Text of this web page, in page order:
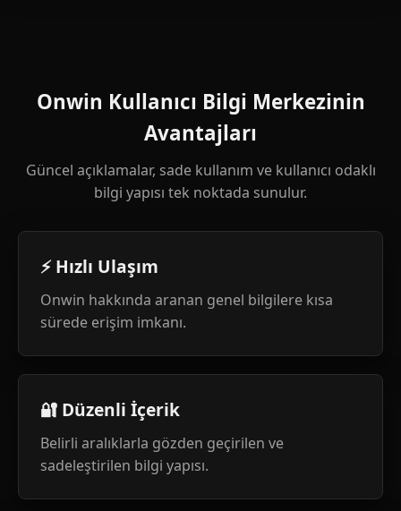
Onwin Kullanıcı Bilgi Merkezinin
Avantajları
Güncel açıklamalar, sade kullanım ve kullanıcı odaklı
bilgi yapısı tek noktada sunulur.
⚡ Hızlı Ulaşım
Onwin hakkında aranan genel bilgilere kısa
sürede erişim imkanı.
🔐 Düzenli İçerik
Belirli aralıklarla gözden geçirilen ve
sadeleştirilen bilgi yapısı.